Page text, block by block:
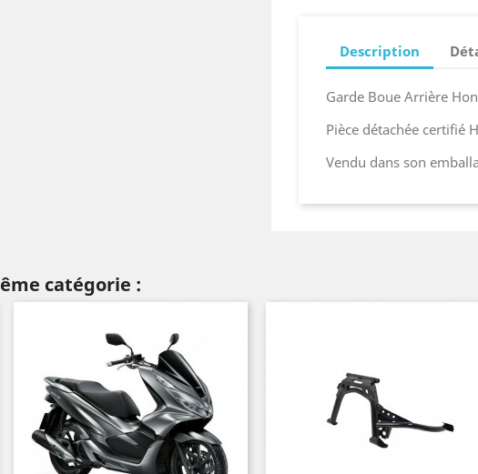
Description
Garde Boue Arrière
Pièce détachée certifié
Vendu dans son
catégorie :